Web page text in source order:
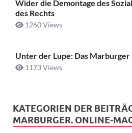
Wider die Demontage des
des Rechts
1260 Views
Unter der Lupe: Das Marburger
1173 Views
KATEGORIEN DER
MARBURGER. ONLINE-